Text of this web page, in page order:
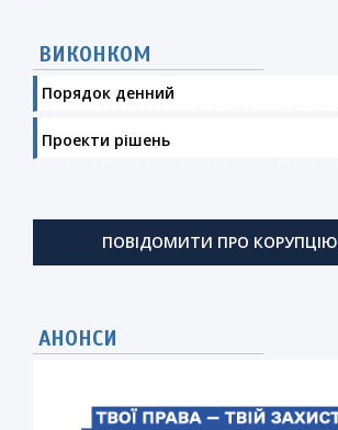
ВИКОНКОМ
Порядок денний
Проекти рішень
ПОВІДОМИТИ ПРО КОРУПЦІЮ
АНОНСИ